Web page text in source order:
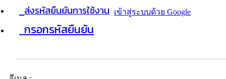
ส่งรหัสยืนยันการใช้งาน
กรอกรหัสยืนยัน
เข้าสู่ระบบด้วย Google